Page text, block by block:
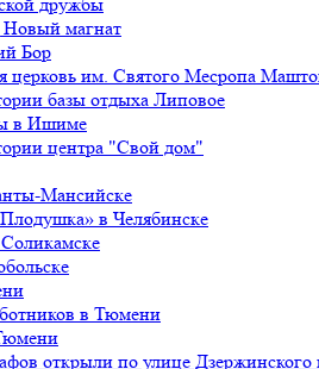
Новый магнат
Бор
церковь им. Святого Месропа
базы отдыха Липовое
в Ишимe
центра "Свой дом"
Мансийске
в Челябинске
в Тюмени
открыли по улице